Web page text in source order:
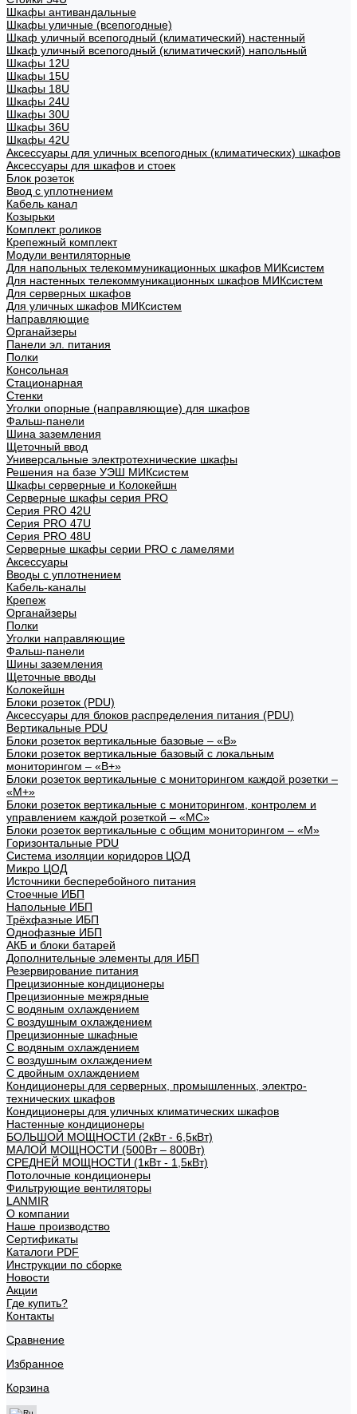
Шкафы антивандальные
Шкафы уличные (всепогодные)
Шкаф уличный всепогодный (климатический) настенный
Шкаф уличный всепогодный (климатический) напольный
Шкафы 12U
Шкафы 15U
Шкафы 18U
Шкафы 24U
Шкафы 30U
Шкафы 36U
Шкафы 42U
Аксессуары для уличных всепогодных (климатических) шкафов
Аксессуары для шкафов и стоек
Блок розеток
Ввод с уплотнением
Кабель канал
Козырьки
Комплект роликов
Крепежный комплект
Модули вентиляторные
Для напольных телекоммуникационных шкафов МИКсистем
Для настенных телекоммуникационных шкафов МИКсистем
Для серверных шкафов
Для уличных шкафов МИКсистем
Направляющие
Органайзеры
Панели эл. питания
Полки
Консольная
Стационарная
Стенки
Уголки опорные (направляющие) для шкафов
Фальш-панели
Шина заземления
Щеточный ввод
Универсальные электротехнические шкафы
Решения на базе УЭШ МИКсистем
Шкафы серверные и Колокейшн
Серверные шкафы серия PRO
Серия PRO 42U
Серия PRO 47U
Серия PRO 48U
Серверные шкафы серии PRO с ламелями
Аксессуары
Вводы с уплотнением
Кабель-каналы
Крепеж
Органайзеры
Полки
Уголки направляющие
Фальш-панели
Шины заземления
Щеточные вводы
Колокейшн
Блоки розеток (PDU)
Аксессуары для блоков распределения питания (PDU)
Вертикальные PDU
Блоки розеток вертикальные базовые – «В»
Блоки розеток вертикальные базовый с локальным
мониторингом – «В+»
Блоки розеток вертикальные с мониторингом каждой розетки –
«М+»
Блоки розеток вертикальные с мониторингом, контролем и
управлением каждой розеткой – «МС»
Блоки розеток вертикальные с общим мониторингом – «М»
Горизонтальные PDU
Система изоляции коридоров ЦОД
Микро ЦОД
Источники бесперебойного питания
Стоечные ИБП
Напольные ИБП
Трёхфазные ИБП
Однофазные ИБП
АКБ и блоки батарей
Дополнительные элементы для ИБП
Резервирование питания
Прецизионные кондиционеры
Прецизионные межрядные
С водяным охлаждением
С воздушным охлаждением
Прецизионные шкафные
С водяным охлаждением
С воздушным охлаждением
С двойным охлаждением
Кондиционеры для серверных, промышленных, электро-
технических шкафов
Кондиционеры для уличных климатических шкафов
Настенные кондиционеры
БОЛЬШОЙ МОЩНОСТИ (2кВт - 6,5кВт)
МАЛОЙ МОЩНОСТИ (500Вт – 800Вт)
СРЕДНЕЙ МОЩНОСТИ (1кВт - 1,5кВт)
Потолочные кондиционеры
Фильтрующие вентиляторы
LANMIR
О компании
Наше производство
Сертификаты
Каталоги PDF
Инструкции по сборке
Новости
Акции
Где купить?
Контакты
Сравнение
Избранное
Корзина